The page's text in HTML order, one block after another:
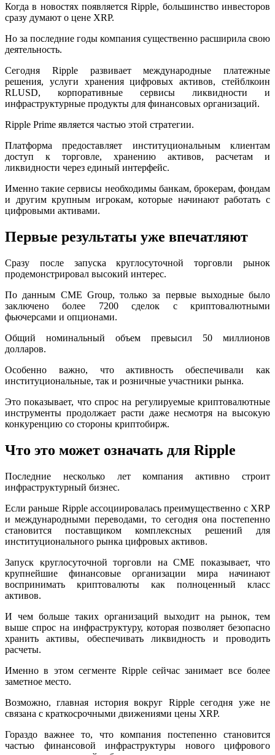
Когда в новостях появляется Ripple, большинство инвесторов
сразу думают о цене XRP.
Но за последние годы компания существенно расширила свою
деятельность.
Сегодня Ripple развивает международные платежные
решения, услуги хранения цифровых активов, стейблкоин
RLUSD, корпоративные сервисы ликвидности и
инфраструктурные продукты для финансовых организаций.
Ripple Prime является частью этой стратегии.
Платформа предоставляет институциональным клиентам
доступ к торговле, хранению активов, расчетам и
ликвидности через единый интерфейс.
Именно такие сервисы необходимы банкам, брокерам, фондам
и другим крупным игрокам, которые начинают работать с
цифровыми активами.
Первые результаты уже впечатляют
Сразу после запуска круглосуточной торговли рынок
продемонстрировал высокий интерес.
По данным CME Group, только за первые выходные было
заключено более 7200 сделок с криптовалютными
фьючерсами и опционами.
Общий номинальный объем превысил 50 миллионов
долларов.
Особенно важно, что активность обеспечивали как
институциональные, так и розничные участники рынка.
Это показывает, что спрос на регулируемые криптовалютные
инструменты продолжает расти даже несмотря на высокую
конкуренцию со стороны криптобирж.
Что это может означать для Ripple
Последние несколько лет компания активно строит
инфраструктурный бизнес.
Если раньше Ripple ассоциировалась преимущественно с XRP
и международными переводами, то сегодня она постепенно
становится поставщиком комплексных решений для
институционального рынка цифровых активов.
Запуск круглосуточной торговли на CME показывает, что
крупнейшие финансовые организации мира начинают
воспринимать криптовалюты как полноценный класс
активов.
И чем больше таких организаций выходит на рынок, тем
выше спрос на инфраструктуру, которая позволяет безопасно
хранить активы, обеспечивать ликвидность и проводить
расчеты.
Именно в этом сегменте Ripple сейчас занимает все более
заметное место.
Возможно, главная история вокруг Ripple сегодня уже не
связана с краткосрочными движениями цены XRP.
Гораздо важнее то, что компания постепенно становится
частью финансовой инфраструктуры нового цифрового